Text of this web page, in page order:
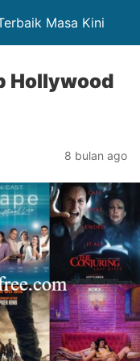
Masa Kini
Hollywood
8 bulan ago